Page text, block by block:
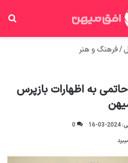
/فرهنگ و هنر
به اظهارات بازپرس
16
0